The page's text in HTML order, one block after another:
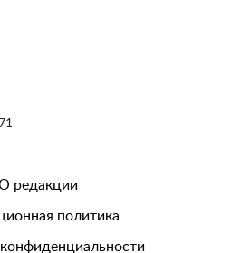
редакции
политика
конфиденциальности